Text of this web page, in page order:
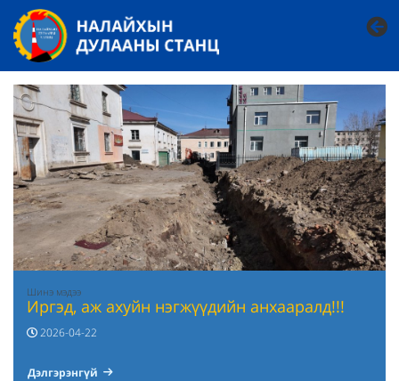
Шинэ мэдээ
Иргэд, аж ахуйн нэгжүүдийн анхааралд!!!
2026-04-22
Дэлгэрэнгүй